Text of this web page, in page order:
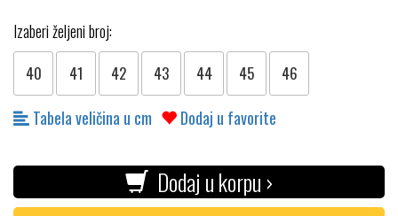
Izaberi željeni broj:
40 41 42 43 44 45 46
Tabela veličina u cm Dodaj u favorite
Dodaj u korpu ›